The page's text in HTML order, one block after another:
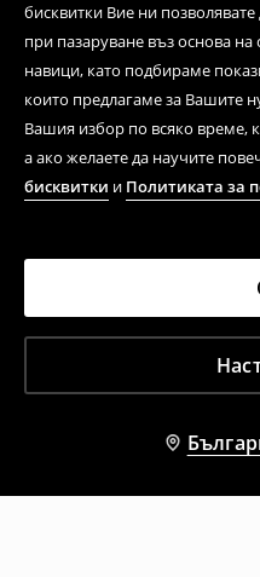
бисквитки Вие ни
при пазаруване въз основа
навици, като подбираме
които предлагаме за Вашите
Вашия избор по всяко време,
а ако желаете да научите
бисквитки и Политиката за